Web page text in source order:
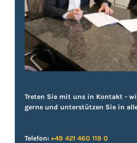
Treten Sie mit uns in Kontakt -
gerne und unterstützen Sie in
Telefon: +49 421 460 119 0